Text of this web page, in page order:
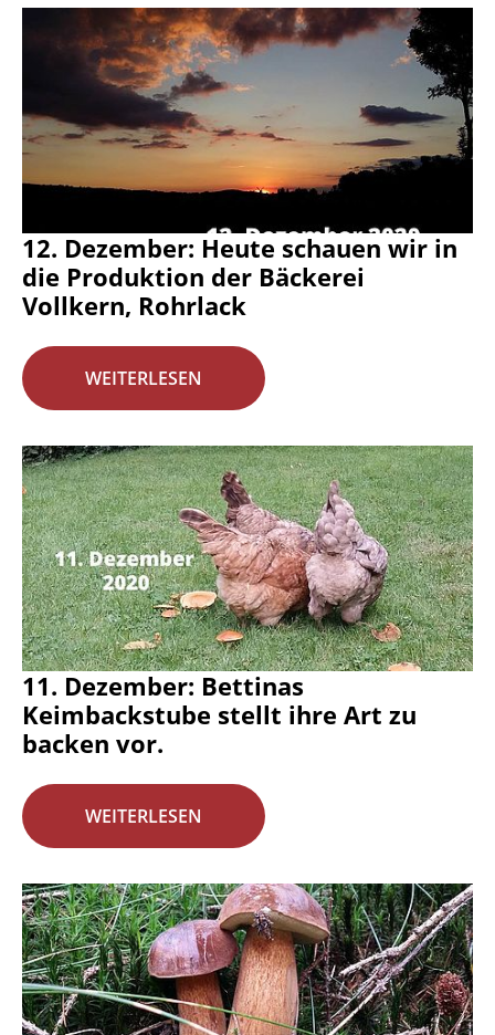
12. Dezember: Heute schauen wir in
die Produktion der Bäckerei
Vollkern, Rohrlack
WEITERLESEN
11. Dezember: Bettinas
Keimbackstube stellt ihre Art zu
backen vor.
WEITERLESEN